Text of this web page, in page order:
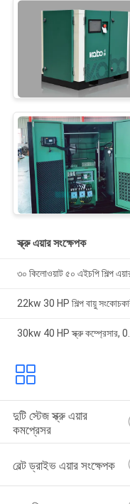
স্ক্রু এয়ার সংক্ষেপক
৩০ কিলোওয়াট ৫০ এইচপি শিল্প
22kw 30 HP শিল্প বায়ু
30kw 40 HP স্ক্রু কম্প্রেসার,
দুটি স্টেজ স্ক্রু এয়ার
কমপ্রেসর
বেল্ট ড্রাইভ এয়ার সংক্ষেপক